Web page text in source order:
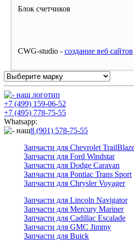
Блок счетчиков
CWG-studio - cоздание веб сайтов
+7 (499) 159-06-52
+7 (495) 778-75-55
Whatsapp:
8 (901) 578-75-55
Запчасти для Chevrolet
Запчасти для Ford Windstar
Запчасти для Dodge Caravan
Запчасти для Pontiac Trans Sport
Запчасти для Chrysler Voyager
Запчасти для Lincoln Navigator
Запчасти для Mercury Mariner
Запчасти для Cadillac Escalade
Запчасти для GMC Jimmy
Запчасти для Buick